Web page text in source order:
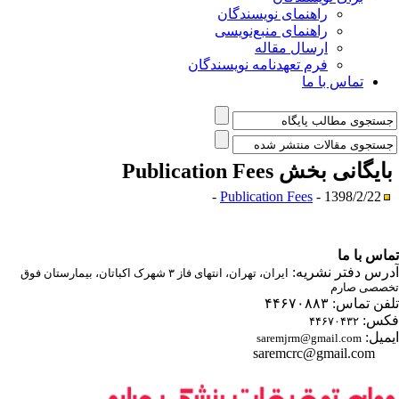
راهنمای نویسندگان
راهنمای منبع‌نویسی
ارسال مقاله
فرم تعهدنامه نویسندگان
تماس با ما
بخش Publication Fees
Publication Fees - 1398/2/22 -
با ما
دفتر نشریه:
ایران، تهران، انتهای فاز ۳ شهرک اکباتان، بیمارستان فوق
صارم
تماس: ۴۴۶۷۰۸۸۳
۴۴۶۷۰۴۳۲
saremjrm@gmail.com
saremcrc@gmail.com